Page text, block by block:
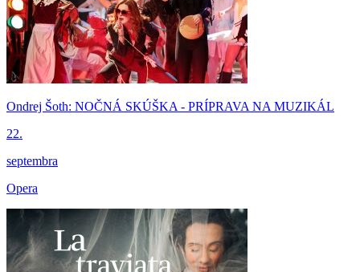
Ondrej Šoth: NOČNÁ SKÚŠKA - PRÍPRAVA NA MUZIKÁL
22.
septembra
Opera